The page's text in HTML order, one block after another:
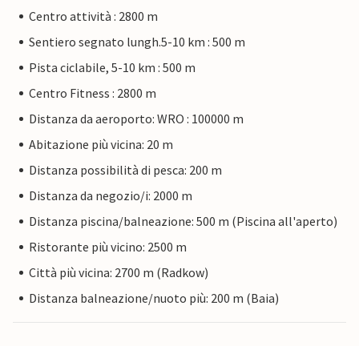
Centro attività : 2800 m
Sentiero segnato lungh.5-10 km : 500 m
Pista ciclabile, 5-10 km : 500 m
Centro Fitness : 2800 m
Distanza da aeroporto: WRO : 100000 m
Abitazione più vicina: 20 m
Distanza possibilità di pesca: 200 m
Distanza da negozio/i: 2000 m
Distanza piscina/balneazione: 500 m (Piscina all'aperto)
Ristorante più vicino: 2500 m
Città più vicina: 2700 m (Radkow)
Distanza balneazione/nuoto più: 200 m (Baia)